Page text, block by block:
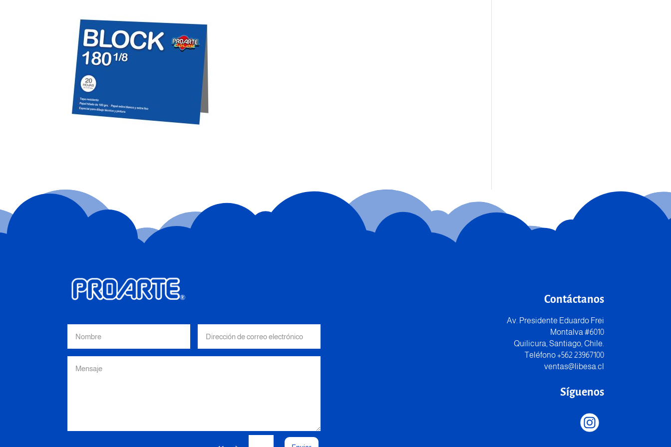
Contáctanos
Av. Presidente Eduardo Frei
Montalva #6010
Quilicura, Santiago, Chile.
Teléfono +562 23967100
ventas@libesa.cl
Síguenos